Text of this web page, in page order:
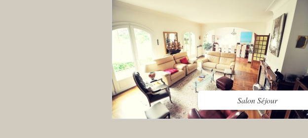
Salon Séjour